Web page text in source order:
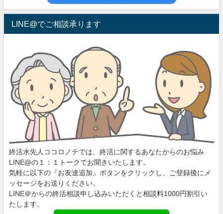
LINE@でご相談承ります
終活水先人ココロノテでは、終活に関するあなたからのお悩み
LINE@の１：１トークでお聞きいたします。
気軽に以下の『お友達追加』ボタンをクリックし、ご登録後にメ
ッセージをお送りください。
LINE＠からの終活相談申し込みいただくと相談料1000円割引い
たします。